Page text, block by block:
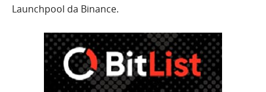
Launchpool da Binance.